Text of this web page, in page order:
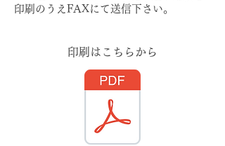
印刷のうえFAXにて送信下さい。
印刷はこちらから